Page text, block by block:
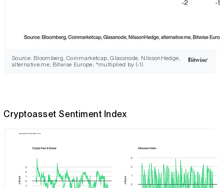
Source: Bloomberg, Coinmarketcap, Glassnode, NilssonHedge,
alternative.me, Bitwise Europe; *multiplied by (-1)
Cryptoasset Sentiment Index